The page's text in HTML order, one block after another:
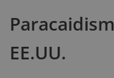
EE.UU.